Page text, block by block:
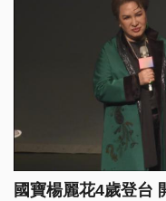
國寶楊麗花4歲登台